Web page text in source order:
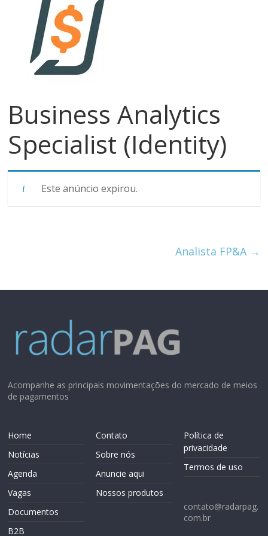
pagamentos
Business Analytics
Specialist (Identity)
Este anúncio expirou.
Analista FP&A →
Acompanhe as principais movimentações do mercado de meios
de pagamentos
Home
Notícias
Agenda
Vagas
Documentos
B2B
Contato
Sobre nós
Anuncie aqui
Nossos produtos
Política de
privacidade
Termos de uso
contato@radarpag.
com.br